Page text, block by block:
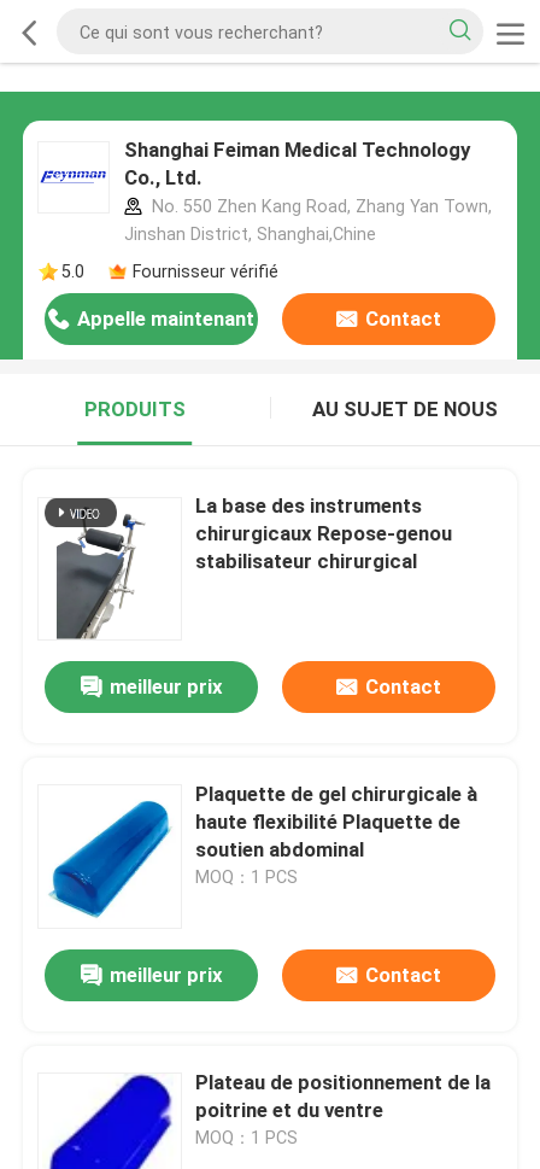
Shanghai Feiman Medical Technology
Co., Ltd.
No. 550 Zhen Kang Road, Zhang Yan Town,
Jinshan District, Shanghai,Chine
5.0
Fournisseur vérifié
Appelle maintenant Contact
PRODUITS AU SUJET DE NOUS
La base des instruments
chirurgicaux Repose-genou
stabilisateur chirurgical
meilleur prix Contact
Plaquette de gel chirurgicale à
haute flexibilité Plaquette de
soutien abdominal
MOQ：1 PCS
meilleur prix Contact
Plateau de positionnement de la
poitrine et du ventre
MOQ：1 PCS